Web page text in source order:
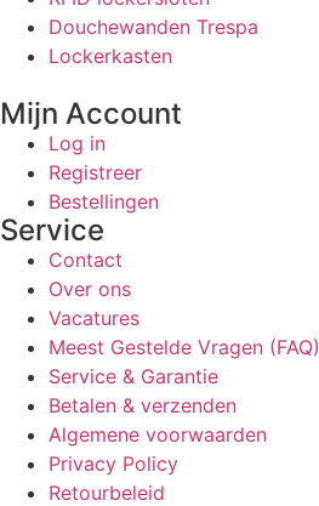
Douchewanden Trespa
Lockerkasten
Mijn Account
Log in
Registreer
Bestellingen
Service
Contact
Over ons
Vacatures
Meest Gestelde Vragen (FAQ)
Service & Garantie
Betalen & verzenden
Algemene voorwaarden
Privacy Policy
Retourbeleid